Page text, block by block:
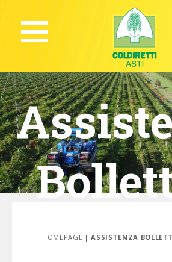
HOMEPAGE | ASSISTENZA